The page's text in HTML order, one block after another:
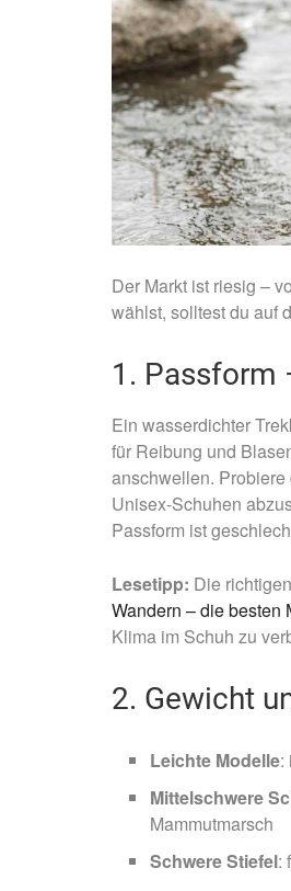
Der Markt ist riesig –
wählst, solltest du auf
1. Passform
Ein wasserdichter
für Reibung und
anschwellen. Probiere
Unisex-Schuhen
Passform ist
Lesetipp: Die
Wandern – die besten
Klima im Schuh zu
2. Gewicht
Leichte Modelle:
Mittelschwere
Mammutmarsch
Schwere Stiefel: